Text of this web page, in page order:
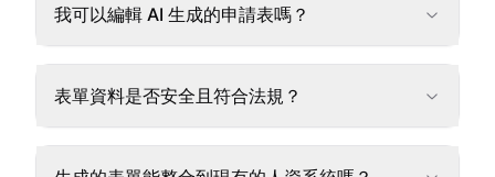
我可以編輯 AI 生成的申請表嗎？
表單資料是否安全且符合法規？